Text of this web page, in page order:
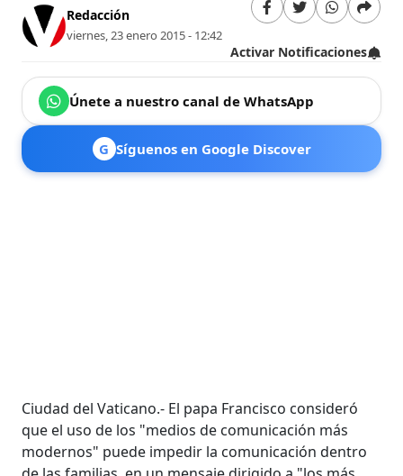
Redacción
viernes, 23 enero 2015 - 12:42
Activar Notificaciones
Únete a nuestro canal de WhatsApp
G Síguenos en Google Discover
Ciudad del Vaticano.- El papa Francisco consideró
que el uso de los "medios de comunicación más
modernos" puede impedir la comunicación dentro